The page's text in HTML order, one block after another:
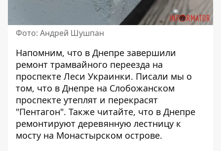
Фото: Андрей Шушпан
Напомним, что в Днепре завершили
ремонт трамвайного переезда на
проспекте Леси Украинки. Писали мы о
том, что в Днепре на Слобожанском
проспекте утеплят и перекрасят
"Пентагон". Также читайте, что в Днепре
ремонтируют деревянную лестницу к
мосту на Монастырском острове.